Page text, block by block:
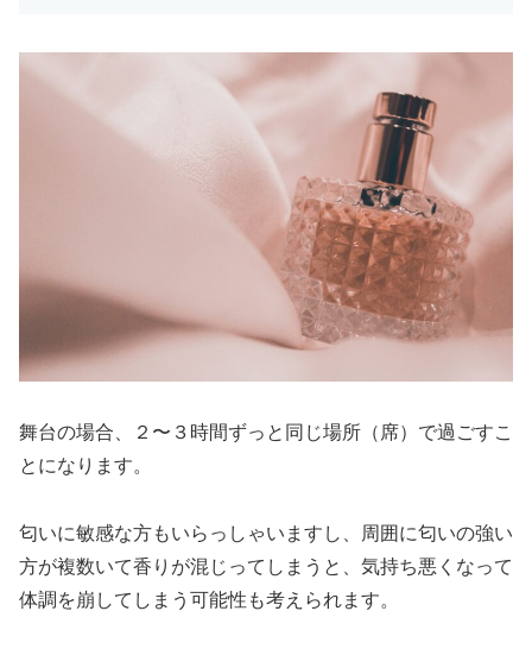
舞台の場合、２〜３時間ずっと同じ場所（席）で過ごすこ
とになります。
匂いに敏感な方もいらっしゃいますし、周囲に匂いの強い
方が複数いて香りが混じってしまうと、気持ち悪くなって
体調を崩してしまう可能性も考えられます。